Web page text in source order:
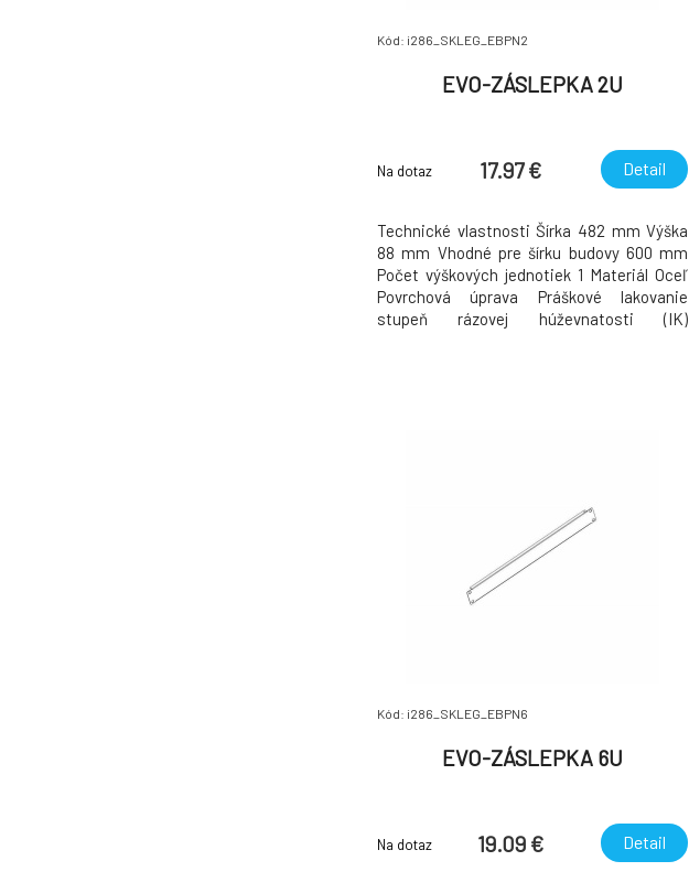
Kód: i286_SKLEG_EBPN2
EVO-ZÁSLEPKA 2U
Na dotaz 17.97 € Detail
Technické vlastnosti Šírka 482 mm Výška
88 mm Vhodné pre šírku budovy 600 mm
Počet výškových jednotiek 1 Materiál Oceľ
Povrchová úprava Práškové lakovanie
stupeň rázovej húževnatosti (IK)
Kód: i286_SKLEG_EBPN6
EVO-ZÁSLEPKA 6U
Na dotaz 19.09 € Detail